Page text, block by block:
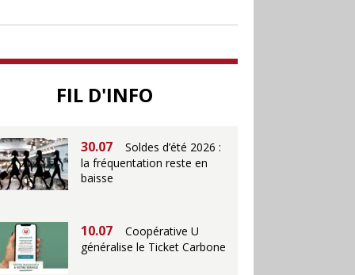
FIL D'INFO
25.06
Action ouvre un
30.07
Soldes d’été 2026 :
la fréquentation reste en
baisse
10.07
Coopérative U
généralise le Ticket Carbone